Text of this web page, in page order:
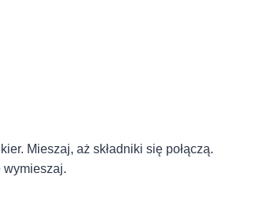
Mieszaj, aż składniki się połączą.
wymieszaj.